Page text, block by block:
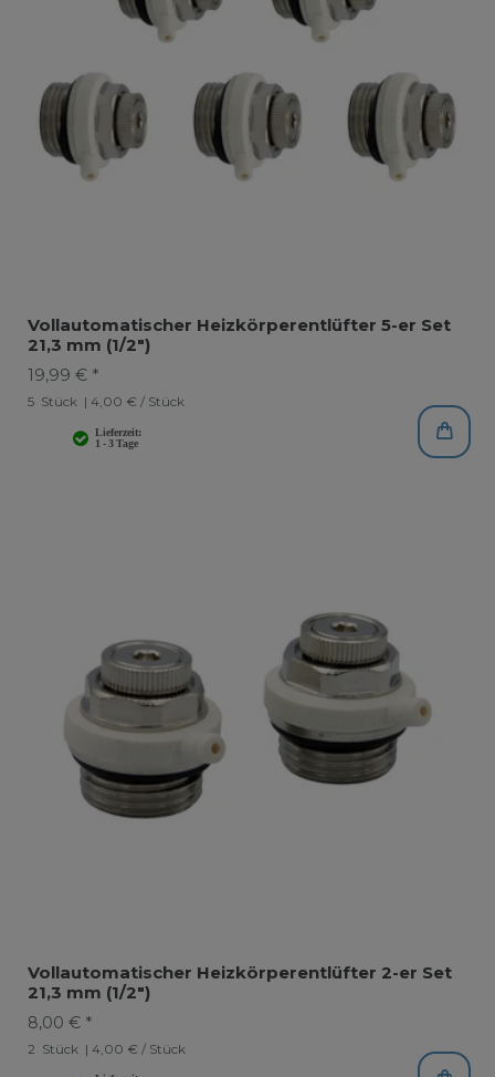
Vollautomatischer Heizkörperentlüfter 5-er Set
21,3 mm (1/2")
19,99 € *
5 Stück | 4,00 € / Stück
Vollautomatischer Heizkörperentlüfter 2-er Set
21,3 mm (1/2")
8,00 € *
2 Stück | 4,00 € / Stück